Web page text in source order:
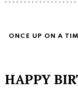
ONCE UP ON A
HAPPY